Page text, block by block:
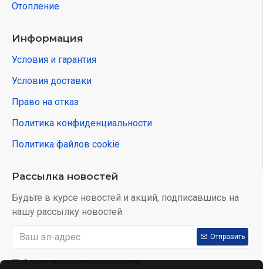
Отопление
Информация
Условия и гарантия
Условия доставки
Право на отказ
Политика конфиденциальности
Политика файлов cookie
Рассылка новостей
Будьте в курсе новостей и акций, подписавшись на
нашу рассылку новостей.
Отправить
Я прочитал и согласен с условиям: